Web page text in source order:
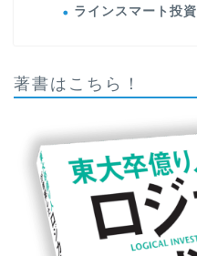
ラインスマート投資
著書はこちら！